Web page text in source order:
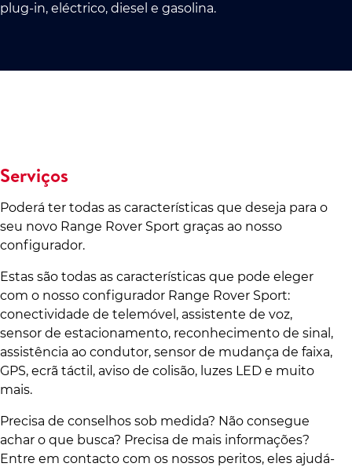
plug-in, eléctrico, diesel e gasolina.
Serviços
Poderá ter todas as características que deseja para o
seu novo Range Rover Sport graças ao nosso
configurador.
Estas são todas as características que pode eleger
com o nosso configurador Range Rover Sport:
conectividade de telemóvel, assistente de voz,
sensor de estacionamento, reconhecimento de sinal,
assistência ao condutor, sensor de mudança de faixa,
GPS, ecrã táctil, aviso de colisão, luzes LED e muito
mais.
Precisa de conselhos sob medida? Não consegue
achar o que busca? Precisa de mais informações?
Entre em contacto com os nossos peritos, eles ajudá-